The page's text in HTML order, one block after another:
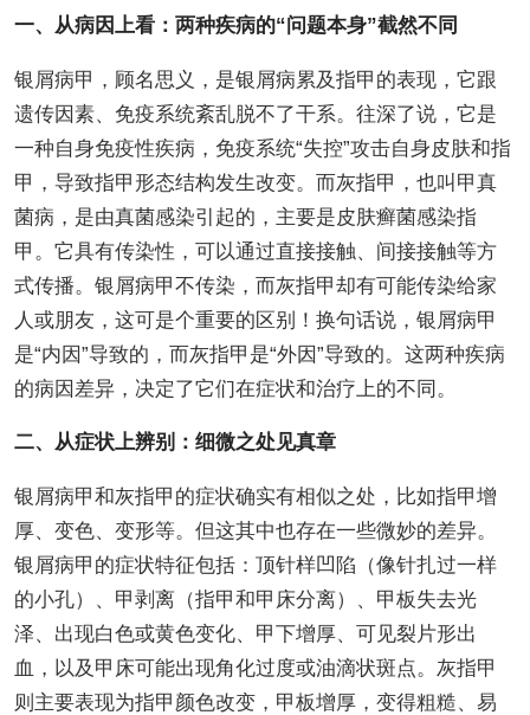
一、从病因上看：两种疾病的“问题本身”截然不同
银屑病甲，顾名思义，是银屑病累及指甲的表现，它跟
遗传因素、免疫系统紊乱脱不了干系。往深了说，它是
一种自身免疫性疾病，免疫系统“失控”攻击自身皮肤和指
甲，导致指甲形态结构发生改变。而灰指甲，也叫甲真
菌病，是由真菌感染引起的，主要是皮肤癣菌感染指
甲。它具有传染性，可以通过直接接触、间接接触等方
式传播。银屑病甲不传染，而灰指甲却有可能传染给家
人或朋友，这可是个重要的区别！换句话说，银屑病甲
是“内因”导致的，而灰指甲是“外因”导致的。这两种疾病
的病因差异，决定了它们在症状和治疗上的不同。
二、从症状上辨别：细微之处见真章
银屑病甲和灰指甲的症状确实有相似之处，比如指甲增
厚、变色、变形等。但这其中也存在一些微妙的差异。
银屑病甲的症状特征包括：顶针样凹陷（像针扎过一样
的小孔）、甲剥离（指甲和甲床分离）、甲板失去光
泽、出现白色或黄色变化、甲下增厚、可见裂片形出
血，以及甲床可能出现角化过度或油滴状斑点。灰指甲
则主要表现为指甲颜色改变，甲板增厚，变得粗糙、易